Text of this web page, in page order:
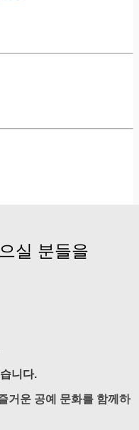
실 분들을
니다.
거운 공예 문화를 함께하